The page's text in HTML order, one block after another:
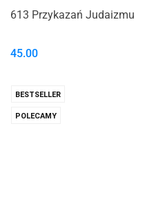
613 Przykazań Judaizmu
45.00
BESTSELLER
POLECAMY